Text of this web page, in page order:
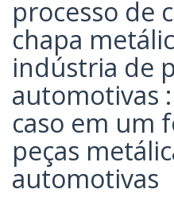
processo de
chapa
indústria de
automotivas
caso em um
peças
automotivas